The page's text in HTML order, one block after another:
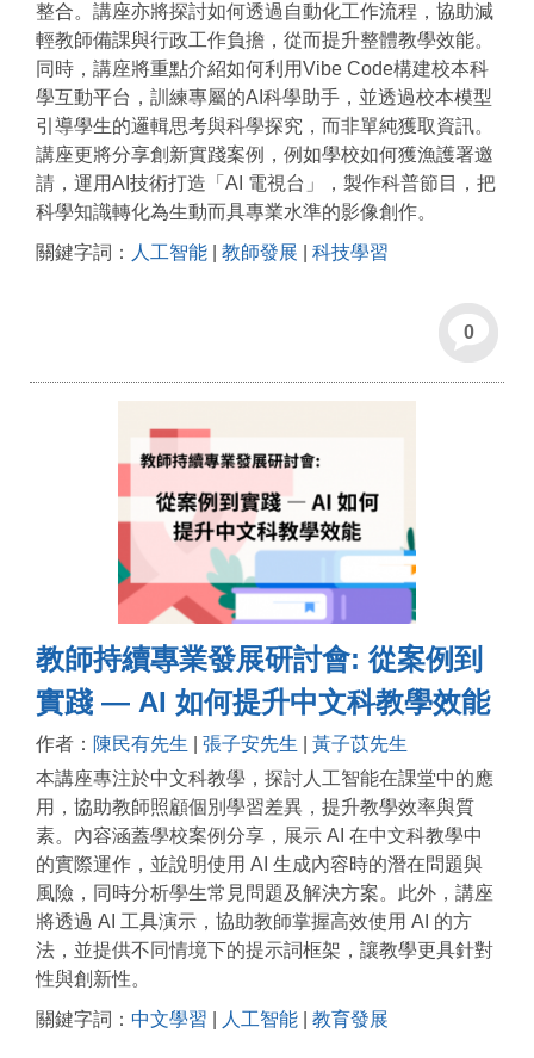
整合。講座亦將探討如何透過自動化工作流程，協助減
輕教師備課與行政工作負擔，從而提升整體教學效能。
同時，講座將重點介紹如何利用Vibe Code構建校本科
學互動平台，訓練專屬的AI科學助手，並透過校本模型
引導學生的邏輯思考與科學探究，而非單純獲取資訊。
講座更將分享創新實踐案例，例如學校如何獲漁護署邀
請，運用AI技術打造「AI 電視台」，製作科普節目，把
科學知識轉化為生動而具專業水準的影像創作。
關鍵字詞： 人工智能 教師發展 科技學習
0
教師持續專業發展研討會: 從案例到
實踐 — AI 如何提升中文科教學效能
作者： 陳民有先生 張子安先生
黃子苡先生
本講座專注於中文科教學，探討人工智能在課堂中的應
用，協助教師照顧個別學習差異，提升教學效率與質
素。內容涵蓋學校案例分享，展示 AI 在中文科教學中
的實際運作，並說明使用 AI 生成內容時的潛在問題與
風險，同時分析學生常見問題及解決方案。此外，講座
將透過 AI 工具演示，協助教師掌握高效使用 AI 的方
法，並提供不同情境下的提示詞框架，讓教學更具針對
性與創新性。
關鍵字詞： 中文學習 人工智能 教育發展